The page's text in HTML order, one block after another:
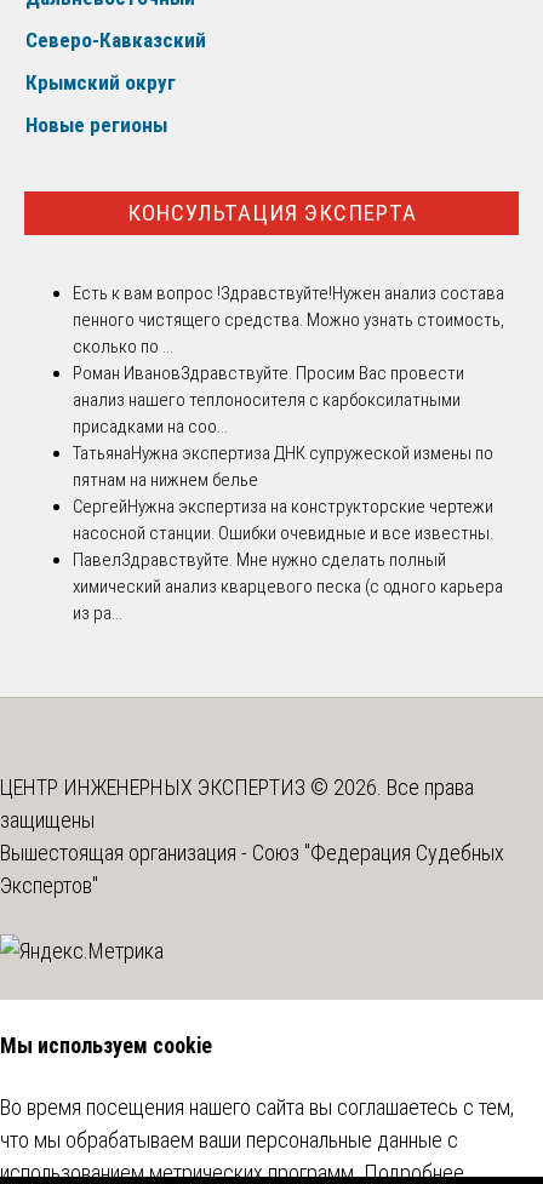
Северо-Кавказский
Крымский округ
Новые регионы
КОНСУЛЬТАЦИЯ ЭКСПЕРТА
Есть к вам вопрос !Здравствуйте!Нужен анализ состава
пенного чистящего средства. Можно узнать стоимость,
сколько по ...
Роман ИвановЗдравствуйте. Просим Вас провести
анализ нашего теплоносителя с карбоксилатными
присадками на соо...
ТатьянаНужна экспертиза ДНК супружеской измены по
пятнам на нижнем белье
СергейНужна экспертиза на конструкторские чертежи
насосной станции. Ошибки очевидные и все известны.
ПавелЗдравствуйте. Мне нужно сделать полный
химический анализ кварцевого песка (с одного карьера
из ра...
ЦЕНТР ИНЖЕНЕРНЫХ ЭКСПЕРТИЗ © 2026. Все права
защищены
Вышестоящая организация - Союз "Федерация Судебных
Экспертов"
Мы используем cookie
Во время посещения нашего сайта вы соглашаетесь с тем,
что мы обрабатываем ваши персональные данные с
использованием метрических программ.Подробнее